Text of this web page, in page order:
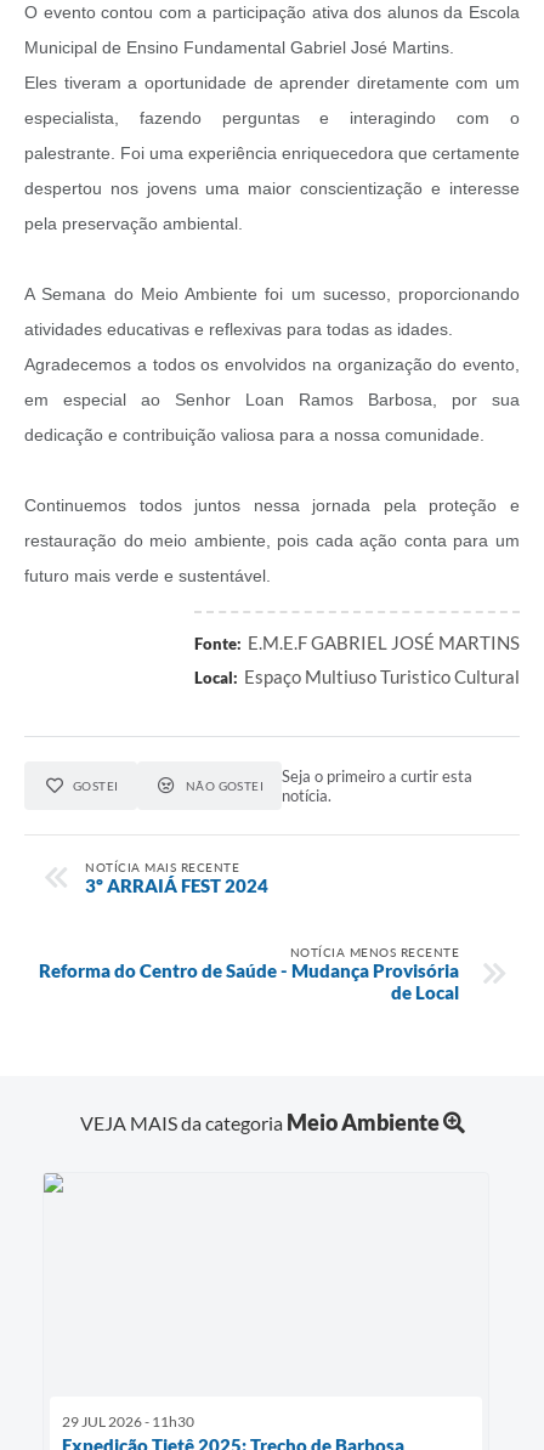
O evento contou com a participação ativa dos alunos da Escola
Municipal de Ensino Fundamental Gabriel José Martins.
Eles tiveram a oportunidade de aprender diretamente com um
especialista, fazendo perguntas e interagindo com o
palestrante. Foi uma experiência enriquecedora que certamente
despertou nos jovens uma maior conscientização e interesse
pela preservação ambiental.
A Semana do Meio Ambiente foi um sucesso, proporcionando
atividades educativas e reflexivas para todas as idades.
Agradecemos a todos os envolvidos na organização do evento,
em especial ao Senhor Loan Ramos Barbosa, por sua
dedicação e contribuição valiosa para a nossa comunidade.
Continuemos todos juntos nessa jornada pela proteção e
restauração do meio ambiente, pois cada ação conta para um
futuro mais verde e sustentável.
Fonte: E.M.E.F GABRIEL JOSÉ MARTINS
Local: Espaço Multiuso Turistico Cultural
GOSTEI NÃO GOSTEI
Seja o primeiro a curtir esta
notícia.
NOTÍCIA MAIS RECENTE
3º ARRAIÁ FEST 2024
NOTÍCIA MENOS RECENTE
Reforma do Centro de Saúde - Mudança Provisória
de Local
VEJA MAIS da categoria Meio Ambiente
29 JUL 2026 - 11h30
Expedição Tietê 2025: Trecho de Barbosa